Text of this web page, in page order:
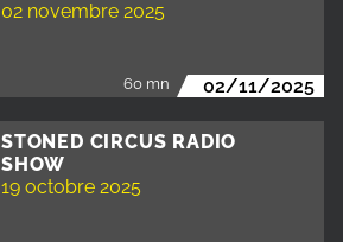
02 novembre 2025
60 mn 02/11/2025
STONED CIRCUS RADIO
SHOW
19 octobre 2025